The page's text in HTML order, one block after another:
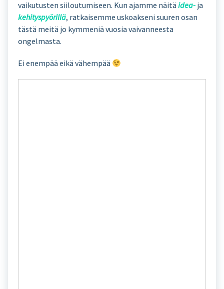
vaikutusten siiloutumiseen. Kun ajamme näitä idea- ja
kehityspyörillä, ratkaisemme uskoakseni suuren osan
tästä meitä jo kymmeniä vuosia vaivanneesta
ongelmasta.
Ei enempää eikä vähempää